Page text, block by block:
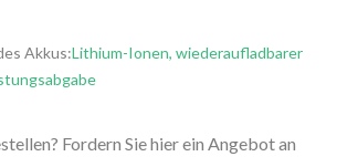
Akkus:Lithium-Ionen, wiederaufladbarer
Fordern Sie hier ein Angebot an